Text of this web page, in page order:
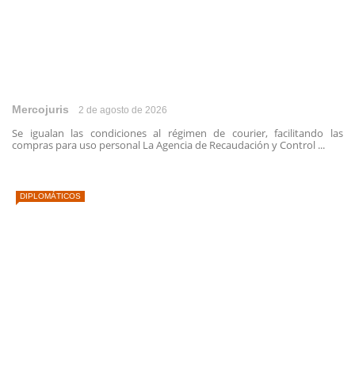
Mercojuris 2 de agosto de 2026
Se igualan las condiciones al régimen de courier, facilitando las
compras para uso personal La Agencia de Recaudación y Control ...
DIPLOMÁTICOS